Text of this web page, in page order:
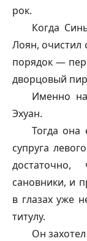
рок.
Когда
Лоян, очистил
порядок —
дворцовый
Именно
Эхуан.
Тогда
супруга
сановники, и
в глазах уже
титулу.
Он